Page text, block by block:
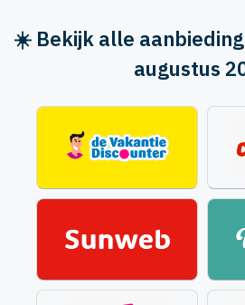
☀️ Bekijk alle
augustus